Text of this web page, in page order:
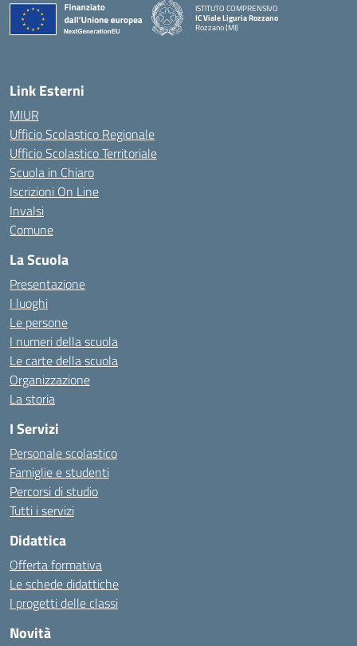
ISTITUTO COMPRENSIVO
IC Viale Liguria Rozzano
Rozzano (MI)
Link Esterni
MIUR
Ufficio Scolastico Regionale
Ufficio Scolastico Territoriale
Scuola in Chiaro
Iscrizioni On Line
Invalsi
Comune
La Scuola
Presentazione
I luoghi
Le persone
I numeri della scuola
Le carte della scuola
Organizzazione
La storia
I Servizi
Personale scolastico
Famiglie e studenti
Percorsi di studio
Tutti i servizi
Didattica
Offerta formativa
Le schede didattiche
I progetti delle classi
Novità